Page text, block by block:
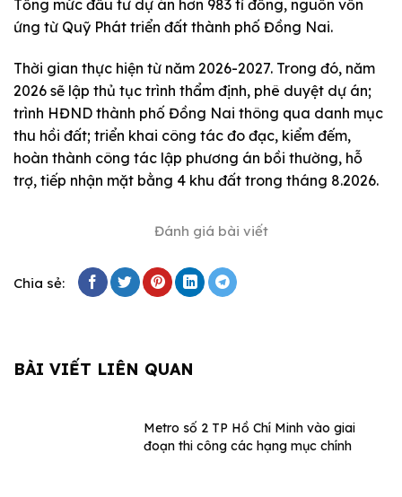
Tổng mức đầu tư dự án hơn 983 tỉ đồng, nguồn vốn
ứng từ Quỹ Phát triển đất thành phố Đồng Nai.
Thời gian thực hiện từ năm 2026-2027. Trong đó, năm
2026 sẽ lập thủ tục trình thẩm định, phê duyệt dự án;
trình HĐND thành phố Đồng Nai thông qua danh mục
thu hồi đất; triển khai công tác đo đạc, kiểm đếm,
hoàn thành công tác lập phương án bồi thường, hỗ
trợ, tiếp nhận mặt bằng 4 khu đất trong tháng 8.2026.
Đánh giá bài viết
Chia sẻ:
BÀI VIẾT LIÊN QUAN
Metro số 2 TP Hồ Chí Minh vào giai
đoạn thi công các hạng mục chính